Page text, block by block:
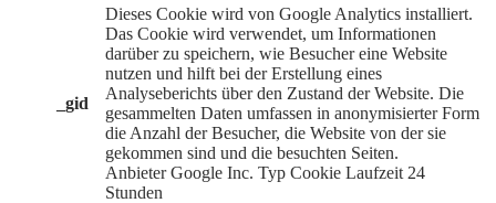
_gid
Dieses Cookie wird von Google Analytics installiert.
Das Cookie wird verwendet, um Informationen
darüber zu speichern, wie Besucher eine Website
nutzen und hilft bei der Erstellung eines
Analyseberichts über den Zustand der Website. Die
gesammelten Daten umfassen in anonymisierter Form
die Anzahl der Besucher, die Website von der sie
gekommen sind und die besuchten Seiten.
Anbieter Google Inc. Typ Cookie Laufzeit 24
Stunden